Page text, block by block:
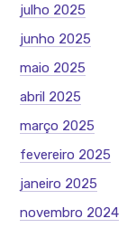
julho 2025
junho 2025
maio 2025
abril 2025
março 2025
fevereiro 2025
janeiro 2025
novembro 2024